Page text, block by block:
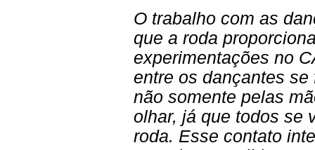
O trabalho com as
que a roda
experimentações no
entre os dançantes
não somente pelas
olhar, já que todos se
roda. Esse contato